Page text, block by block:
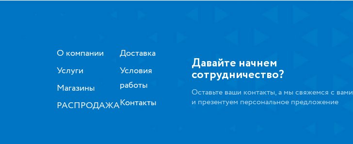
О компании
Услуги
Магазины
РАСПРОДАЖА
Доставка
Условия
работы
Контакты
Давайте начнем
сотрудничество?
Оставьте ваши контакты, а мы свяжемся с вами
и презентуем персональное предложение